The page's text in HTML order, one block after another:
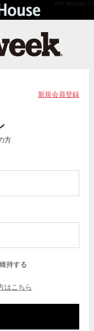
API Version 2.0
新規会員登録
方
持する
はこちら